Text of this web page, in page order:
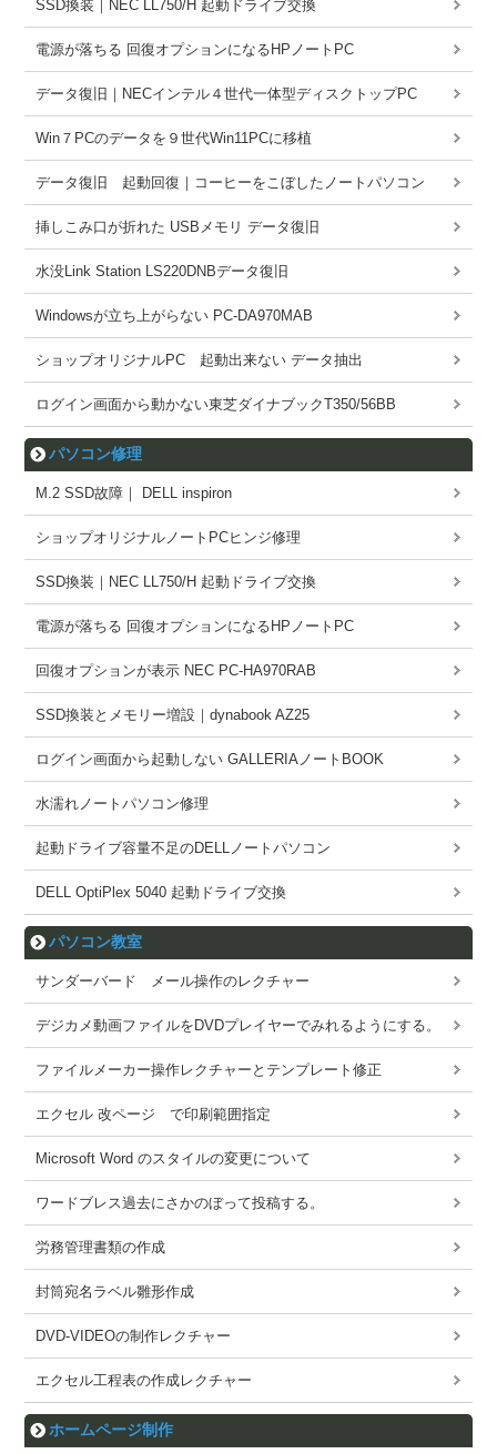
SSD換装｜NEC LL750/H 起動ドライブ交換
電源が落ちる 回復オプションになるHPノートPC
データ復旧｜NECインテル４世代一体型ディスクトップPC
Win７PCのデータを９世代Win11PCに移植
データ復旧 起動回復｜コーヒーをこぼしたノートパソコン
挿しこみ口が折れた USBメモリ データ復旧
水没Link Station LS220DNBデータ復旧
Windowsが立ち上がらない PC-DA970MAB
ショップオリジナルPC 起動出来ない データ抽出
ログイン画面から動かない東芝ダイナブックT350/56BB
パソコン修理
M.2 SSD故障｜ DELL inspiron
ショップオリジナルノートPCヒンジ修理
SSD換装｜NEC LL750/H 起動ドライブ交換
電源が落ちる 回復オプションになるHPノートPC
回復オプションが表示 NEC PC-HA970RAB
SSD換装とメモリー増設｜dynabook AZ25
ログイン画面から起動しない GALLERIAノートBOOK
水濡れノートパソコン修理
起動ドライブ容量不足のDELLノートパソコン
DELL OptiPlex 5040 起動ドライブ交換
パソコン教室
サンダーバード メール操作のレクチャー
デジカメ動画ファイルをDVDプレイヤーでみれるようにする。
ファイルメーカー操作レクチャーとテンプレート修正
エクセル 改ページ で印刷範囲指定
Microsoft Word のスタイルの変更について
ワードブレス過去にさかのぼって投稿する。
労務管理書類の作成
封筒宛名ラベル雛形作成
DVD-VIDEOの制作レクチャー
エクセル工程表の作成レクチャー
ホームページ制作